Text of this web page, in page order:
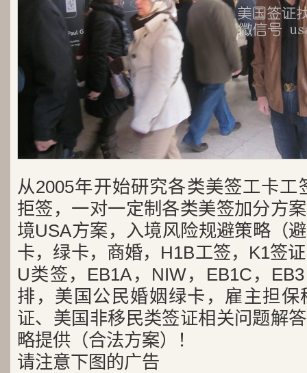
从2005年开始研究各类美签工卡工
拒签，一对一定制各类美签加分方
境USA方案，入境风险规避策略（
卡，绿卡，商婚，H1B工签，K1签
U类签，EB1A，NIW，EB1C，
排，美国公民婚姻绿卡，雇主担
证、美国非移民类签证相关问题解
略提供（合法方案）！
请注意下图的广告